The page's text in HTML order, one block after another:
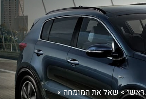
ראשי»שאל את המומחה»